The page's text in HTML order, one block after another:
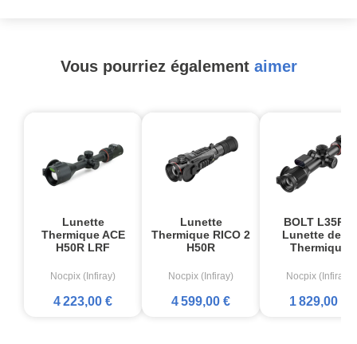
Vous pourriez également aimer
Lunette
Thermique ACE
H50R LRF
Nocpix (Infiray)
4 223,00 €
Lunette
Thermique RICO 2
H50R
Nocpix (Infiray)
4 599,00 €
BOLT L35R –
Lunette de tir
Thermique
Nocpix (Infiray)
1 829,00 €